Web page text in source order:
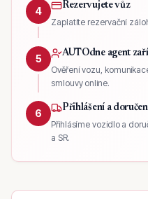
4 Rezervujete vůz
Zaplatíte rezervační
5 AUTOdne agent
Ověření vozu,
smlouvy online.
6 Přihlášení a
Přihlásíme vozidlo a
a SR.